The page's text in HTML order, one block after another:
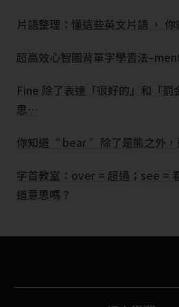
片語整理：懂這些英文片語 ，
超高效心智圖背單字學習法
Fine 除了表達「很好的」和「罰
思…
你知道“ bear ”除了是熊之外，
字首教室：over = 超過；see =
道意思嗎？